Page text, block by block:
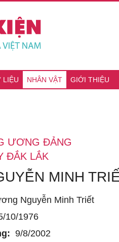
LIỆU NHÂN VẬT GIỚI THIỆU
ƯƠNG ĐẢNG
ĐẮK LẮK
MINH
Nguyễn Minh Triết
10/1976
9/8/2002